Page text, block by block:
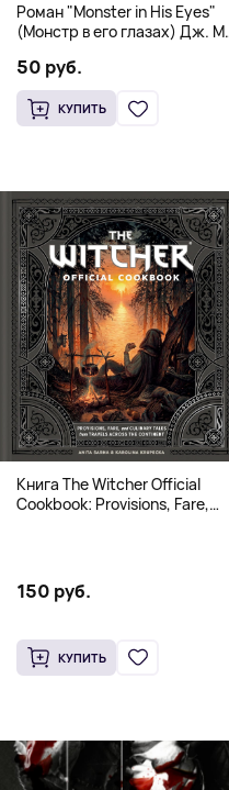
Роман "Monster in His Eyes"
(Монстр в его глазах) Дж. М.
18+
50 руб.
КУПИТЬ
Книга The Witcher Official
Cookbook: Provisions, Fare,
150 руб.
КУПИТЬ